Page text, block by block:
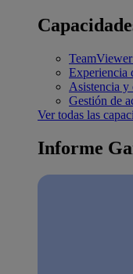
Experiencia
Asistencia y
Gestión de
Ver todas las
Informe